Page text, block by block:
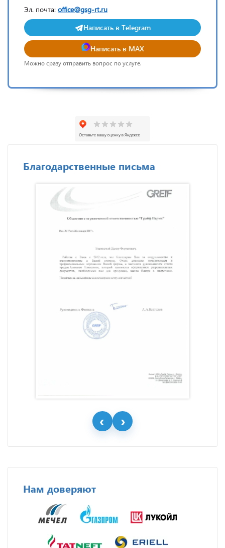
Эл. почта: office@gsg-rt.ru
Написать в Telegram
Написать в MAX
Можно сразу отправить вопрос по услуге.
Благодарственные письма
Нам доверяют